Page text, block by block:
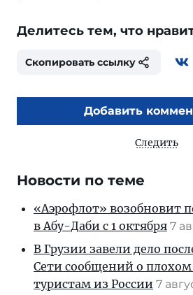
Делитесь тем, что
Скопировать ссылку
Добавить
Следить
Новости по теме
«Аэрофлот» возобновит
в Абу-Даби с 1 октября 7
В Грузии завели дело
Сети сообщений о
туристам из России 7